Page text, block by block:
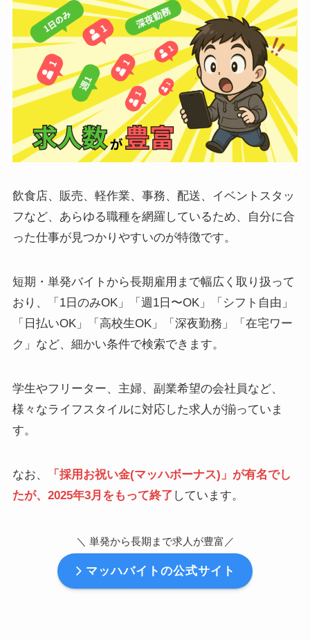
飲食店、販売、軽作業、事務、配送、イベントスタッ
フなど、あらゆる職種を網羅しているため、自分に合
った仕事が見つかりやすいのが特徴です。
短期・単発バイトから長期雇用まで幅広く取り扱って
おり、「1日のみOK」「週1日〜OK」「シフト自由」
「日払いOK」「高校生OK」「深夜勤務」「在宅ワー
ク」など、細かい条件で検索できます。
学生やフリーター、主婦、副業希望の会社員など、
様々なライフスタイルに対応した求人が揃っていま
す。
なお、
「採用お祝い金(マッハボーナス)」が有名でし
たが、2025年3月をもって終了 しています。
＼ 単発から長期まで求人が豊富 ／
マッハバイトの公式サイト